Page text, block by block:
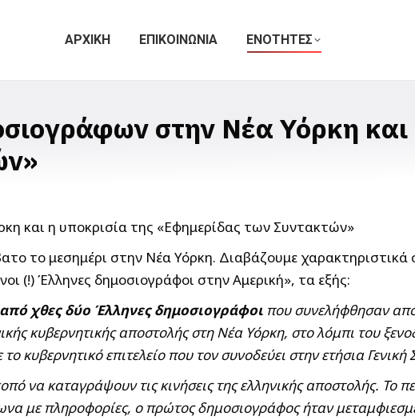
ΑΡΧΙΚΗ ΕΠΙΚΟΙΝΩΝΙΑ ΕΝΟΤΗΤΕΣ
στην Νέα Υόρκη και
το μεσημέρι στην Νέα Υόρκη. Διαβάζουμε
(!) Έλληνες δημοσιογράφοι στην Αμερική», τα εξής:
χθες δύο Έλληνες δημοσιογράφοι που συνελήφθησαν από
κυβερνητικής αποστολής στη Νέα Υόρκη, στο λόμπι του
κυβερνητικό επιτελείο που τον συνοδεύει στην ετήσια
να καταγράψουν τις κινήσεις της ελληνικής αποστολής. Το
με πληροφορίες, ο πρώτος δημοσιογράφος ήταν